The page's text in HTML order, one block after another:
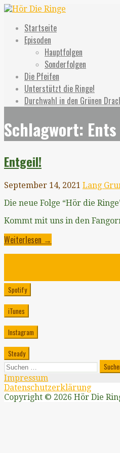
Zum
springenStartseite
Episoden
Hauptfolgen
Sonderfolgen
Die Pfeifen
Unterstützt die Ringe!
Durchwahl in den Grünen
Schlagwort: Ents
Entgeil!
September 14, 2021 Lang
Die neue Folge “Hör die
Kommt mit uns in den
Weiterlesen →
Spotify
iTunes
Instagram
Steady
Suchen
nach:
Impressum
Datenschutzerklärung
Copyright © 2026 Hör Die